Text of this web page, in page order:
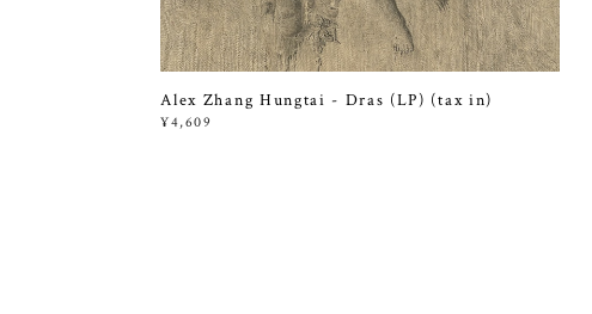
Alex Zhang Hungtai - Dras (LP) (tax in)
¥4,609